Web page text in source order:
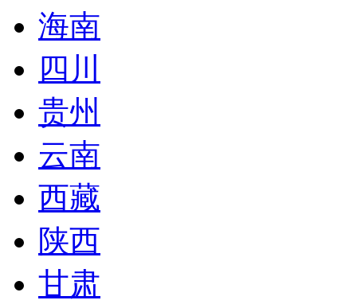
海南
四川
贵州
云南
西藏
陕西
甘肃